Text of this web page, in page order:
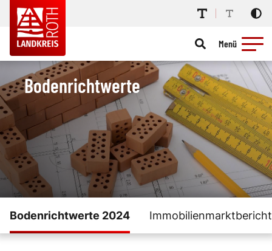
Menü
Bodenrichtwerte
Bodenrichtwerte 2024